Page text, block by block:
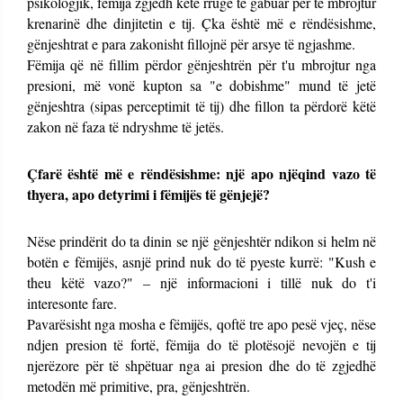
krenarinë dhe dinjitetin e tij. Çka është më e rëndësishme,
gënjeshtrat e para zakonisht fillojnë për arsye të ngjashme.
Fëmija që në fillim përdor gënjeshtrën për t'u mbrojtur nga
presioni, më vonë kupton sa "e dobishme" mund të jetë
gënjeshtra (sipas perceptimit të tij) dhe fillon ta përdorë këtë
zakon në faza të ndryshme të jetës.
Çfarë është më e rëndësishme: një apo njëqind vazo të
thyera, apo detyrimi i fëmijës të gënjejë?
Nëse prindërit do ta dinin se një gënjeshtër ndikon si helm në
botën e fëmijës, asnjë prind nuk do të pyeste kurrë: "Kush e
theu këtë vazo?" – një informacioni i tillë nuk do t'i
interesonte fare.
Pavarësisht nga mosha e fëmijës, qoftë tre apo pesë vjeç, nëse
ndjen presion të fortë, fëmija do të plotësojë nevojën e tij
njerëzore për të shpëtuar nga ai presion dhe do të zgjedhë
metodën më primitive, pra, gënjeshtrën.